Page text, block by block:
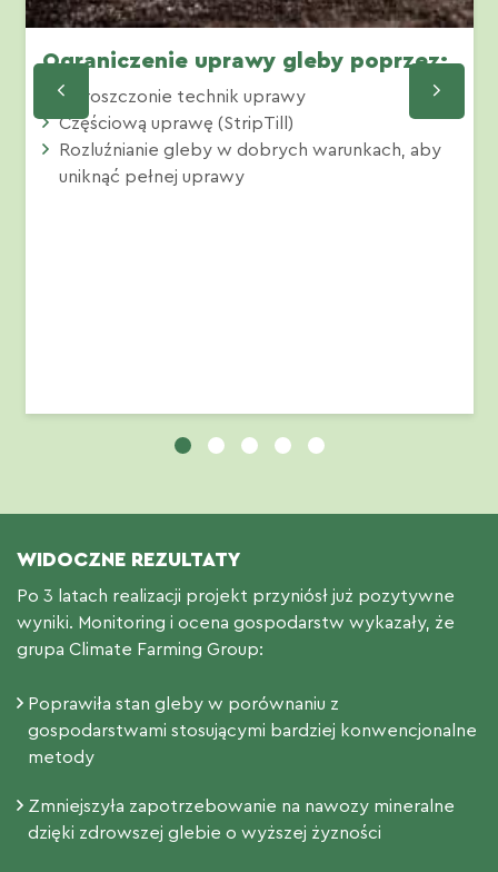
Ograniczenie uprawy gleby poprzez:
Uproszczonie technik uprawy
Częściową uprawę (StripTill)
Rozluźnianie gleby w dobrych warunkach, aby
uniknąć pełnej uprawy
1 2 3 4 5
WIDOCZNE REZULTATY
Po 3 latach realizacji projekt przyniósł już pozytywne
wyniki. Monitoring i ocena gospodarstw wykazały, że
grupa Climate Farming Group:
Poprawiła stan gleby w porównaniu z
gospodarstwami stosującymi bardziej konwencjonalne
metody
Zmniejszyła zapotrzebowanie na nawozy mineralne
dzięki zdrowszej glebie o wyższej żyzności